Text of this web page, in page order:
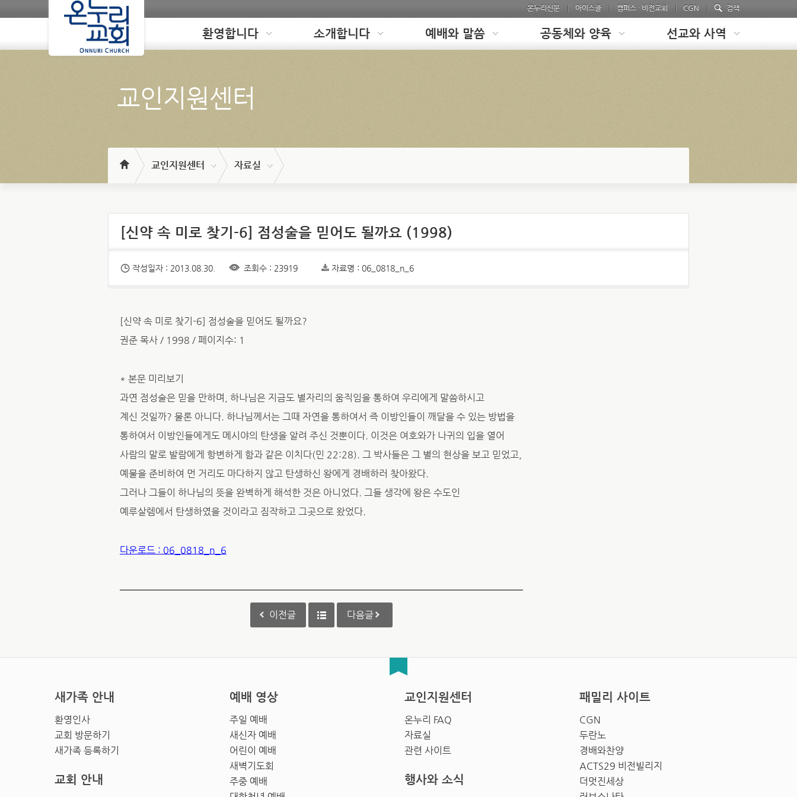
온누리신문 아이스쿨 캠퍼스 · 비전교회 CGN 검색
Loading 환영합니다 소개합니다 예배와 말씀 공동체와 양육 선교와 사역
교인지원센터
교인지원센터 자료실
[신약 속 미로 찾기-6] 점성술을 믿어도 될까요 (1998)
작성일자 : 2013.08.30. 조회수 : 23919 자료명 : 06_0818_n_6
[신약 속 미로 찾기-6] 점성술을 믿어도 될까요?
권준 목사 / 1998 / 페이지수: 1
* 본문 미리보기
과연 점성술은 믿을 만하며, 하나님은 지금도 별자리의 움직임을 통하여 우리에게 말씀하시고
계신 것일까? 물론 아니다. 하나님께서는 그때 자연을 통하여서 즉 이방인들이 깨달을 수 있는 방법을
통하여서 이방인들에게도 메시야의 탄생을 알려 주신 것뿐이다. 이것은 여호와가 나귀의 입을 열어
사람의 말로 발람에게 항변하게 함과 같은 이치다(민 22:28). 그 박사들은 그 별의 현상을 보고 믿었고,
예물을 준비하여 먼 거리도 마다하지 않고 탄생하신 왕에게 경배하러 찾아왔다.
그러나 그들이 하나님의 뜻을 완벽하게 해석한 것은 아니었다. 그들 생각에 왕은 수도인
예루살렘에서 탄생하였을 것이라고 짐작하고 그곳으로 왔었다.
다운로드 : 06_0818_n_6
이전글 다음글
새가족 안내
환영인사
교회 방문하기
새가족 등록하기
예배 영상
주일 예배
새신자 예배
어린이 예배
새벽기도회
주중 예배
교인지원센터
온누리 FAQ
자료실
관련 사이트
패밀리 사이트
CGN
두란노
경배와찬양
ACTS29 비전빌리지
더멋진세상
교회 안내 행사와 소식